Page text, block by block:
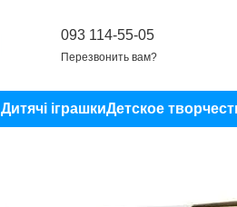
093 114-55-05
Перезвонить вам?
Дитячі іграшкиДетское